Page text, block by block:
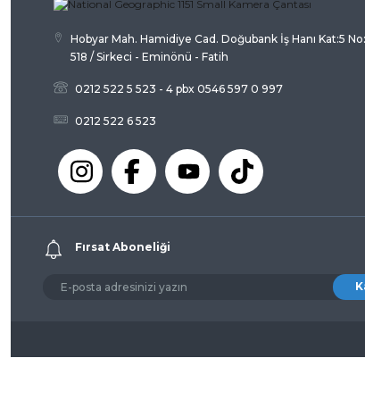
Hobyar Mah. Hamidiye Cad. Doğubank İş Hanı Kat:5
518 / Sirkeci - Eminönü - Fatih
0212 522 5 523 - 4 pbx 0546 597 0 997
0212 522 6 523
Fırsat Aboneliği